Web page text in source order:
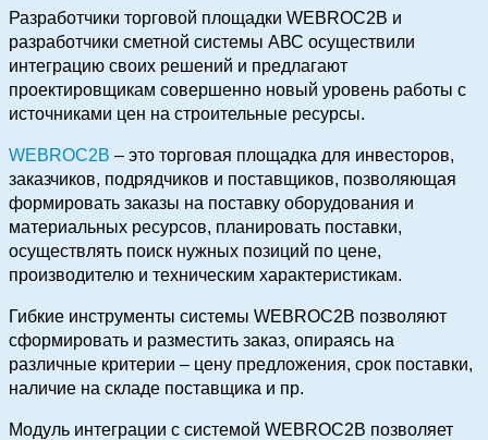
Разработчики торговой площадки WEBROC2B и
разработчики сметной системы АВС осуществили
интеграцию своих решений и предлагают
проектировщикам совершенно новый уровень работы с
источниками цен на строительные ресурсы.
WEBROC2B – это торговая площадка для инвесторов,
заказчиков, подрядчиков и поставщиков, позволяющая
формировать заказы на поставку оборудования и
материальных ресурсов, планировать поставки,
осуществлять поиск нужных позиций по цене,
производителю и техническим характеристикам.
Гибкие инструменты системы WEBROC2B позволяют
сформировать и разместить заказ, опираясь на
различные критерии – цену предложения, срок поставки,
наличие на складе поставщика и пр.
Модуль интеграции с системой WEBROC2B позволяет